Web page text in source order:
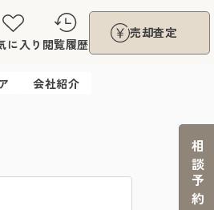
に入り 閲覧履歴
売却査定
会社紹介
相談予約